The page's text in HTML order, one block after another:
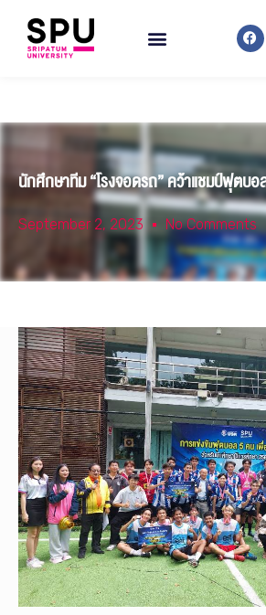
นักศึกษาทีม “โรงจอดรถ” คว้าแชมป์ฟุตบอ
September 2, 2023 No Comments